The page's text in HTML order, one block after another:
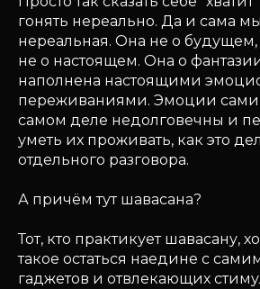
гонять нереально. Да и сама
нереальная. Она не о
не о настоящем. Она о
наполнена настоящими
переживаниями. Эмоции сами
самом деле недолговечны и
уметь их проживать, как это
отдельного разговора.
А причём тут шавасана?
Тот, кто практикует шавасану,
такое остаться наедине с
гаджетов и отвлекающих